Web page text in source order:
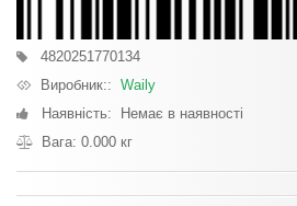
4820251770134
Виробник:: Waily
Наявність: Немає в наявності
Вага: 0.000 кг